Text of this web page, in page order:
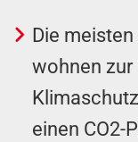
Die
wohnen
einen CO2-